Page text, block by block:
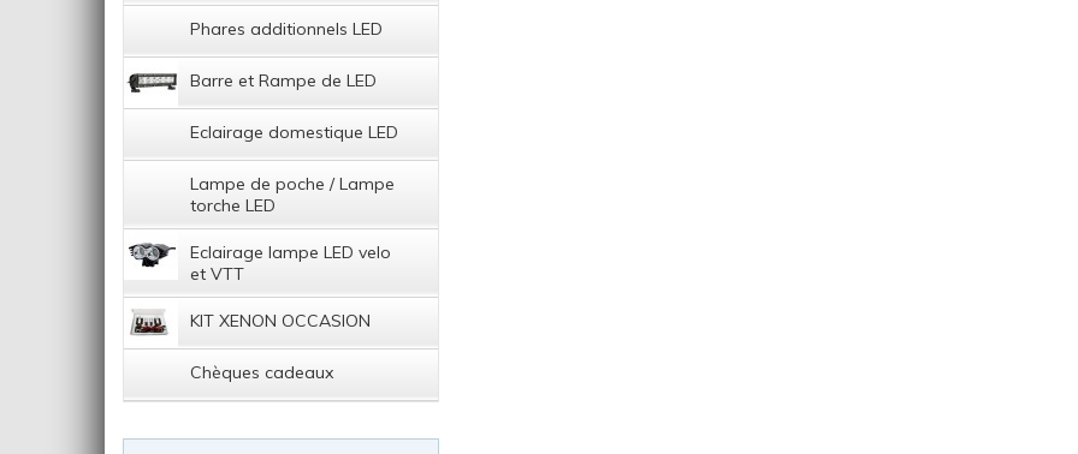
Phares additionnels LED
Barre et Rampe de LED
Eclairage domestique LED
Lampe de poche / Lampe
torche LED
Eclairage lampe LED velo
et VTT
KIT XENON OCCASION
Chèques cadeaux